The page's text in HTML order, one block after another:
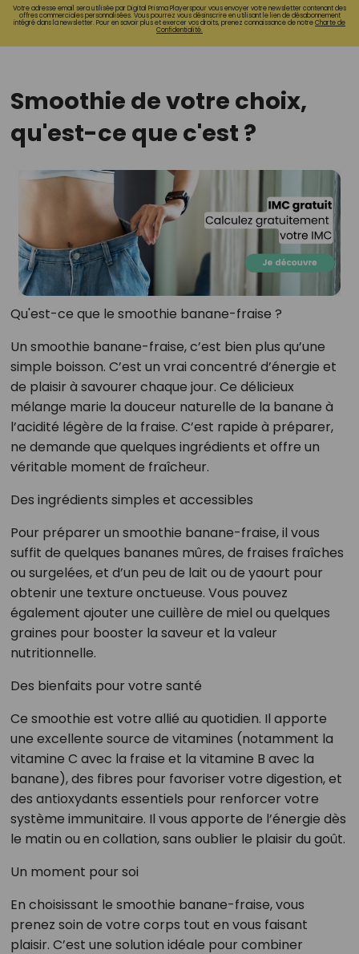
Votre adresse email sera utilisée par Digital Prisma Playerspour vous envoyer votre newsletter contenant des
offres commerciales personnalisées. Vous pourrez vous désinscrire en utilisant le lien de désabonnement
intégré dans la newsletter. Pour en savoir plus et exercer vos droits, prenez connaissance de notreCharte de
Confidentialité.
Smoothie de votre choix,
qu'est-ce que c'est ?
Qu'est-ce que le smoothie banane-fraise ?
Un smoothie banane-fraise, c’est bien plus qu’une
simple boisson. C’est un vrai concentré d’énergie et
de plaisir à savourer chaque jour. Ce délicieux
mélange marie la douceur naturelle de la banane à
l’acidité légère de la fraise. C’est rapide à préparer,
ne demande que quelques ingrédients et offre un
véritable moment de fraîcheur.
Des ingrédients simples et accessibles
Pour préparer un smoothie banane-fraise, il vous
suffit de quelques bananes mûres, de fraises fraîches
ou surgelées, et d’un peu de lait ou de yaourt pour
obtenir une texture onctueuse. Vous pouvez
également ajouter une cuillère de miel ou quelques
graines pour booster la saveur et la valeur
nutritionnelle.
Des bienfaits pour votre santé
Ce smoothie est votre allié au quotidien. Il apporte
une excellente source de vitamines (notamment la
vitamine C avec la fraise et la vitamine B avec la
banane), des fibres pour favoriser votre digestion, et
des antioxydants essentiels pour renforcer votre
système immunitaire. Il vous apporte de l’énergie dès
le matin ou en collation, sans oublier le plaisir du goût.
Un moment pour soi
En choisissant le smoothie banane-fraise, vous
prenez soin de votre corps tout en vous faisant
plaisir. C’est une solution idéale pour combiner